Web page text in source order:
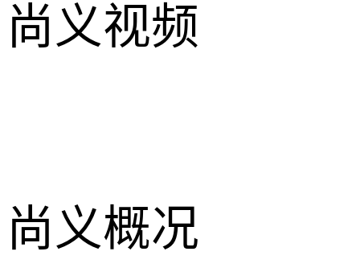
尚义视频
尚义概况